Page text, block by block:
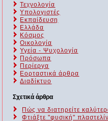
Τεχνολογία
Υπολογιστές
Εκπαίδευση
Ελλάδα
Κόσμος
Οικολογία
Υγεία - Ψυχολογία
Πρόσωπα
Περίεργα
Εορταστικά άρθρα
Διαδίκτυο
Σχετικά άρθρα
Πώς να διατηρείτε
Φτιάξτε "φυσική"